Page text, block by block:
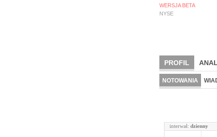
WERSJA BETA
NYSE
PROFIL
NOTOWANIA
interwał: dzienny